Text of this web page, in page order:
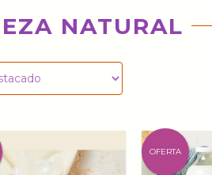
NATURAL
OFERTA